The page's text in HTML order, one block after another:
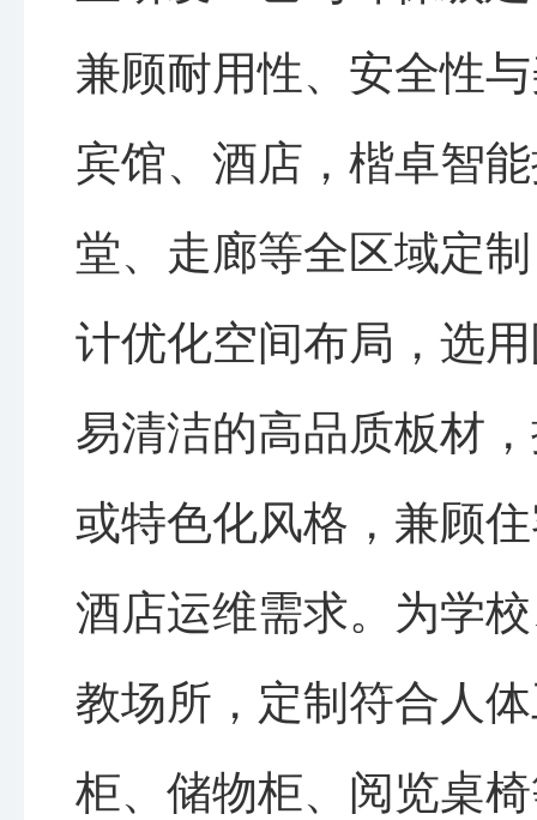
兼顾耐用性、安全性
宾馆、酒店，楷卓智
堂、走廊等全区域定
计优化空间布局，选
易清洁的高品质板材
或特色化风格，兼顾
酒店运维需求。为学
教场所，定制符合人
柜、储物柜、阅览桌